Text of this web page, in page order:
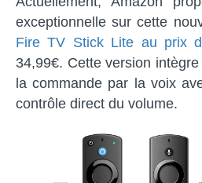
exceptionnelle sur cette
Fire TV Stick Lite au prix
34,99€. Cette version
la commande par la voix
contrôle direct du volume.